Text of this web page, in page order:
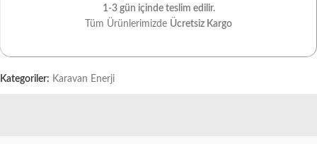
1-3 gün içinde teslim edilir.
Tüm Ürünlerimizde Ücretsiz Kargo
Kategoriler: Karavan Enerji